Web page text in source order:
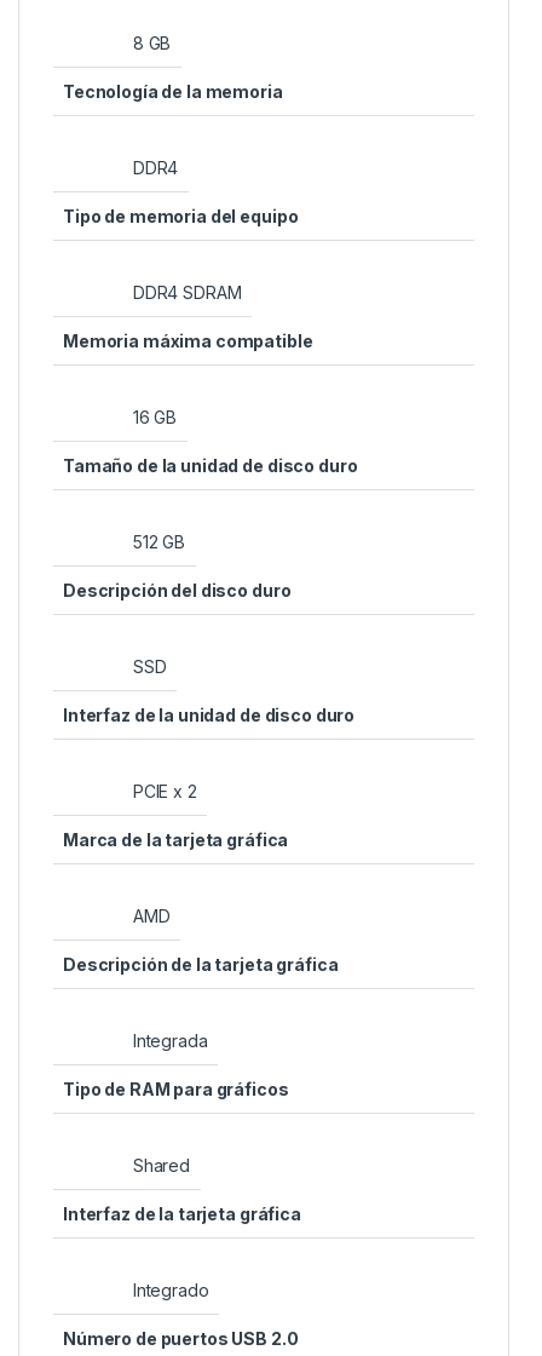
‎8 GB
Tecnología de la memoria
‎DDR4
Tipo de memoria del equipo
‎DDR4 SDRAM
Memoria máxima compatible
‎16 GB
Tamaño de la unidad de disco duro
‎512 GB
Descripción del disco duro
‎SSD
Interfaz de la unidad de disco duro
‎PCIE x 2
Marca de la tarjeta gráfica
‎AMD
Descripción de la tarjeta gráfica
‎Integrada
Tipo de RAM para gráficos
‎Shared
Interfaz de la tarjeta gráfica
‎Integrado
Número de puertos USB 2.0